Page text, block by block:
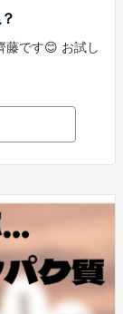
です😊 お試し